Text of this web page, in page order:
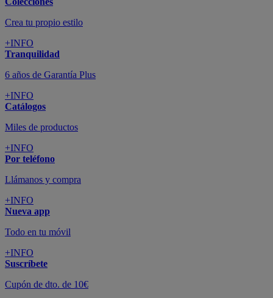
Crea tu propio estilo
+INFO
Tranquilidad
6 años de Garantía Plus
+INFO
Catálogos
Miles de productos
+INFO
Por teléfono
Llámanos y compra
+INFO
Nueva app
Todo en tu móvil
+INFO
Suscríbete
Cupón de dto. de 10€